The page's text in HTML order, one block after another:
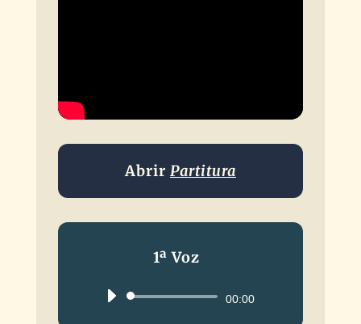
Abrir Partitura
1ª Voz
Reproductor00:00